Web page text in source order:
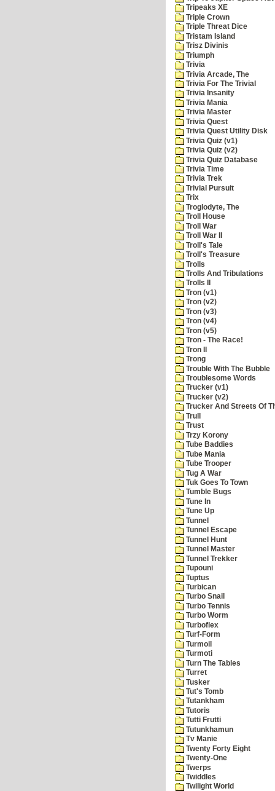
Tripeaks XE
Triple Crown
Triple Threat Dice
Tristam Island
Trisz Divinis
Triumph
Trivia
Trivia Arcade, The
Trivia For The Trivial
Trivia Insanity
Trivia Mania
Trivia Master
Trivia Quest
Trivia Quest Utility Disk
Trivia Quiz (v1)
Trivia Quiz (v2)
Trivia Quiz Database
Trivia Time
Trivia Trek
Trivial Pursuit
Trix
Troglodyte, The
Troll House
Troll War
Troll War II
Troll's Tale
Troll's Treasure
Trolls
Trolls And Tribulations
Trolls II
Tron (v1)
Tron (v2)
Tron (v3)
Tron (v4)
Tron (v5)
Tron - The Race!
Tron II
Trong
Trouble With The Bubble
Troublesome Words
Trucker (v1)
Trucker (v2)
Trucker And Streets Of
Trull
Trust
Trzy Korony
Tube Baddies
Tube Mania
Tube Trooper
Tug A War
Tuk Goes To Town
Tumble Bugs
Tune In
Tune Up
Tunnel
Tunnel Escape
Tunnel Hunt
Tunnel Master
Tunnel Trekker
Tupouni
Tuptus
Turbican
Turbo Snail
Turbo Tennis
Turbo Worm
Turboflex
Turf-Form
Turmoil
Turmoti
Turn The Tables
Turret
Tusker
Tut's Tomb
Tutankham
Tutoris
Tutti Frutti
Tutunkhamun
Tv Manie
Twenty Forty Eight
Twenty-One
Twerps
Twiddles
Twilight World